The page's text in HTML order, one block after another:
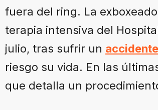
fuera del ring. La
terapia intensiva del
julio, tras sufrir un
riesgo su vida. En las
que detalla un